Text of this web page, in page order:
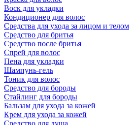
Воск для укладки
Кондиционер для волос
Средства для ухода за лицом и телом
Средство для бритья
Средство после бритья
Спрей для волос
Пена для укладки
Шампунь-гель
Тоник для волос
Средство для бороды
Стайлинг для бороды
Бальзам для ухода за кожей
Крем для ухода за кожей
Средство для душа